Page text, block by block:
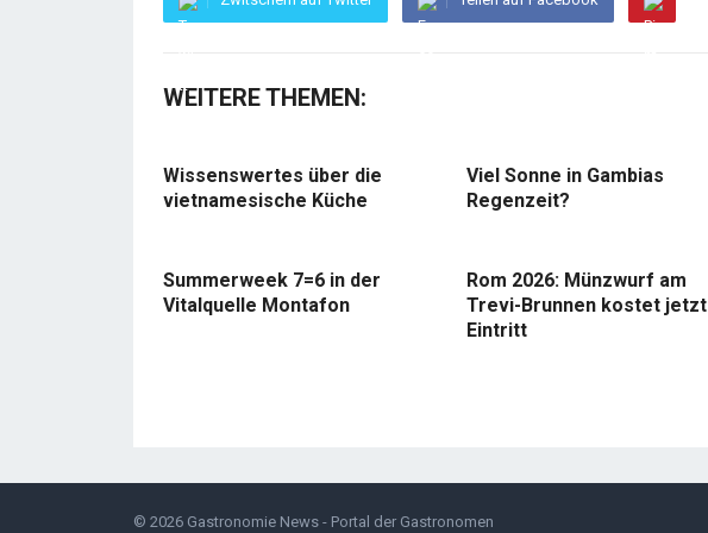
WEITERE THEMEN:
Wissenswertes über die
vietnamesische Küche
Viel Sonne in Gambias
Regenzeit?
Summerweek 7=6 in der
Vitalquelle Montafon
Rom 2026: Münzwurf am
Trevi-Brunnen kostet jetzt
Eintritt
© 2026 Gastronomie News - Portal der Gastronomen